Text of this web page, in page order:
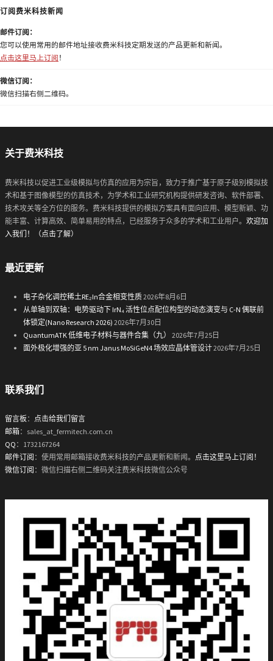
订阅费米科技新闻
邮件订阅：
您可以使用常用的邮件地址接收费米科技定期发送的产品更新和新闻。
点击这里马上订阅 ！
微信订阅：
微信扫描右侧二维码。
关于费米科技
费米科技以促进工业级模拟与仿真的应用为宗旨，致力于推广基于原子级别模拟技
术和基于图像模型的仿真技术，为学术和工业研究机构提供研发咨询、软件部署、
技术攻关等全方位的服务。费米科技提供的模拟方案具有面向应用、模型新颖、功
能丰富、计算高效、简单易用的特点，已经服务于众多的学术和工业用户。 欢迎加
入我们！（点击了解）
最近更新
电子杂化调控稀土RE₂In合金相变性质2026年8月6日
从单轴到双轴：电势驱动下 IrN₄ 活性位点配位构型的动态演变与 C-N 偶联前
体锁定(Nano Research 2026) 2026年7月30日
QuantumATK 低维电子材料与器件合集（九）
2026年7月25日
面外极化增强的亚 5 nm Janus MoSiGeN4 场效应晶体管设计2026年7月25日
联系我们
留言板 ： 点击给我们留言
邮箱：sales_at_fermitech.com.cn
QQ ：1732167264
邮件订阅 ：使用常用邮箱接收费米科技的产品更新和新闻。 点击这里马上订阅！
微信订阅 ：微信扫描右侧二维码关注费米科技微信公众号